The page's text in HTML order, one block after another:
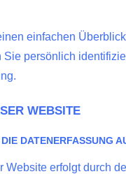
einfachen
persönlich
WEBSITE
DATENERFASSUNG
Website erfolgt durch